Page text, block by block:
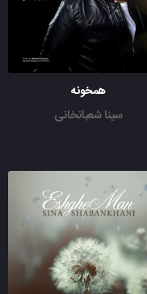
همخونه
سینا شعبانخانی